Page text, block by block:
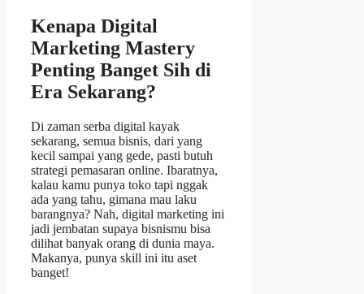
Kenapa Digital
Marketing Mastery
Penting Banget Sih di
Era Sekarang?
Di zaman serba digital kayak
sekarang, semua bisnis, dari yang
kecil sampai yang gede, pasti butuh
strategi pemasaran online. Ibaratnya,
kalau kamu punya toko tapi nggak
ada yang tahu, gimana mau laku
barangnya? Nah, digital marketing ini
jadi jembatan supaya bisnismu bisa
dilihat banyak orang di dunia maya.
Makanya, punya skill ini itu aset
banget!